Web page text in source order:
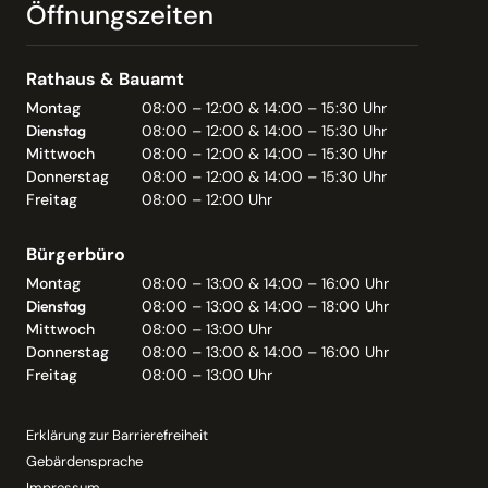
Öffnungszeiten
Rathaus & Bauamt
Montag
08:00 – 12:00 & 14:00 – 15:30 Uhr
Dienstag
08:00 – 12:00 & 14:00 – 15:30 Uhr
Mittwoch
08:00 – 12:00 & 14:00 – 15:30 Uhr
Donnerstag
08:00 – 12:00 & 14:00 – 15:30 Uhr
Freitag
08:00 – 12:00 Uhr
Bürgerbüro
Montag
08:00 – 13:00 & 14:00 – 16:00 Uhr
Dienstag
08:00 – 13:00 & 14:00 – 18:00 Uhr
Mittwoch
08:00 – 13:00 Uhr
Donnerstag
08:00 – 13:00 & 14:00 – 16:00 Uhr
Freitag
08:00 – 13:00 Uhr
Erklärung zur Barrierefreiheit
Gebärdensprache